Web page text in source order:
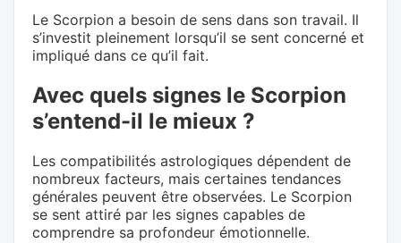
Le Scorpion a besoin de sens dans son travail. Il
s’investit pleinement lorsqu’il se sent concerné et
impliqué dans ce qu’il fait.
Avec quels signes le Scorpion
s’entend-il le mieux ?
Les compatibilités astrologiques dépendent de
nombreux facteurs, mais certaines tendances
générales peuvent être observées. Le Scorpion
se sent attiré par les signes capables de
comprendre sa profondeur émotionnelle.